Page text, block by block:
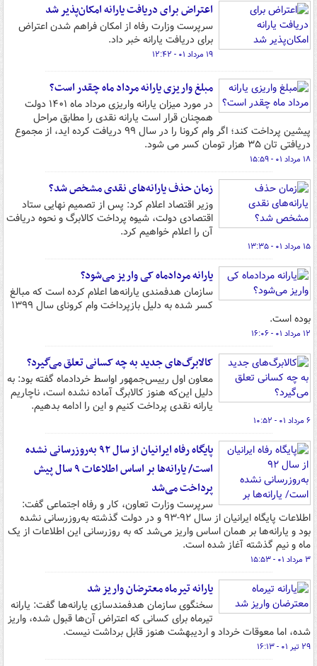
اعتراض برای دریافت یارانه امکان‌پذیر شد
سرپرست وزارت رفاه از امکان فراهم شدن اعتراض
برای دریافت یارانه خبر داد.
۱۹ مرداد ۰۱ - ۱۲:۴۲
مبلغ واریزی یارانه مرداد ماه چقدر است؟
در مورد میزان یارانه واریزی مرداد ماه ۱۴۰۱ دولت
همچنان قرار است یارانه نقدی را مطابق مراحل
پیشین پرداخت کند؛ اگر وام کرونا را در سال ۹۹ دریافت کرده اید، از مجموع
دریافتی تان ۳۵ هزار تومان کسر می شود.
۱۸ مرداد ۰۱ - ۱۵:۵۹
زمان حذف یارانه‌های نقدی مشخص شد؟
وزیر اقتصاد اعلام کرد: پس از تصمیم نهایی ستاد
اقتصادی دولت، شیوه پرداخت کالابرگ و نحوه دریافت
آن را اعلام خواهیم کرد.
۱۵ مرداد ۰۱ - ۱۳:۳۵
یارانه مردادماه کی واریز می‌شود؟
سازمان هدفمندی یارانه‌ها اعلام کرده است که مبالغ
کسر شده به دلیل بازپرداخت وام کرونای سال ۱۳۹۹
بوده است.
۱۲ مرداد ۰۱ - ۱۶:۰۶
کالابرگ‌های جدید به چه کسانی تعلق می‌گیرد؟
معاون اول رییس‌جمهور اواسط خردادماه گفته بود: به
دلیل این‌که هنوز کالابرگ آماده نشده است، ناچاریم
یارانه نقدی پرداخت کنیم و این را ادامه بدهیم.
۶ مرداد ۰۱ - ۱۰:۵۲
پایگاه رفاه ایرانیان از سال ۹۲ به‌روزرسانی نشده
است/ یارانه‌ها بر اساس اطلاعات ۹ سال پیش
پرداخت می‌شد
سرپرست وزارت تعاون، کار و رفاه اجتماعی گفت:
اطلاعات پایگاه ایرانیان از سال ۹۲-۹۳ و در دولت گذشته به‌روزرسانی نشده
بود و یارانه‌ها بر همان اساس واریز می‌شد که به روزرسانی این اطلاعات از یک
ماه و نیم گذشته آغاز شده است.
۳ مرداد ۰۱ - ۱۵:۵۳
یارانه تیرماه معترضان واریز شد
سخنگوی سازمان هدفمندسازی یارانه‌ها گفت: یارانه
تیرماه برای کسانی که اعتراض آن‌ها قبول شده، واریز
شده، اما معوقات خرداد و اردیبهشت هنوز قابل برداشت نیست.
۲۹ تیر ۰۱ - ۱۶:۱۳